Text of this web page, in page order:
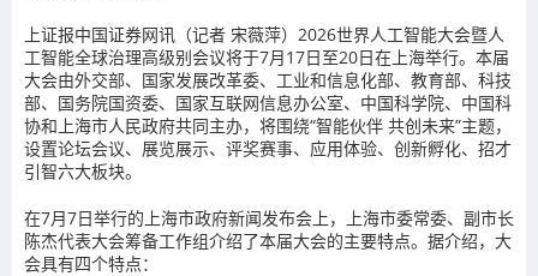
上证报中国证券网讯（记者 宋薇萍）2026世界人工智能大会暨人
工智能全球治理高级别会议将于7月17日至20日在上海举行。本届
大会由外交部、国家发展改革委、工业和信息化部、教育部、科技
部、国务院国资委、国家互联网信息办公室、中国科学院、中国科
协和上海市人民政府共同主办，将围绕“智能伙伴 共创未来”主题，
设置论坛会议、展览展示、评奖赛事、应用体验、创新孵化、招才
引智六大板块。
在7月7日举行的上海市政府新闻发布会上，上海市委常委、副市长
陈杰代表大会筹备工作组介绍了本届大会的主要特点。据介绍，大
会具有四个特点：